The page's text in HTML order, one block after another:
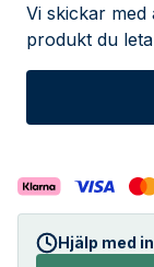
Vi skickar
produkt du
Hjälp med